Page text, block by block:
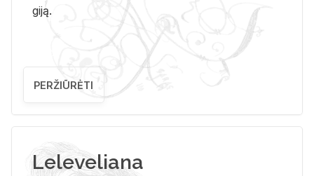
gi­ją.
PERŽIŪRĖTI
Leleveliana